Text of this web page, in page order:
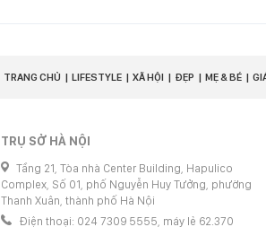
TRANG CHỦ LIFESTYLE XÃ HỘI ĐẸP MẸ & BÉ
TRỤ SỞ HÀ NỘI
Tầng 21, Tòa nhà Center Building, Hapulico
Complex, Số 01, phố Nguyễn Huy Tưởng, phường
Thanh Xuân, thành phố Hà Nội
Điện thoại: 024 7309 5555, máy lẻ 62.370